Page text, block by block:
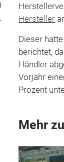
Hersteller
Dieser
berichtet,
Händler
Vorjahr
Prozent
Mehr